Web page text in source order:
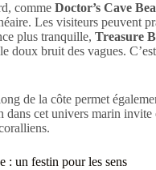
comme Doctor’s Cave
Les visiteurs peuvent
plus tranquille, Treasure
doux bruit des vagues.
de la côte permet
dans cet univers marin
: un festin pour les sens